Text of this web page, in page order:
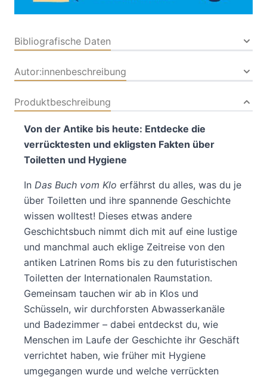
Bibliografische Daten
Autor:innenbeschreibung
Produktbeschreibung
Von der Antike bis heute: Entdecke die
verrücktesten und ekligsten Fakten über
Toiletten und Hygiene
In Das Buch vom Klo erfährst du alles, was du je
über Toiletten und ihre spannende Geschichte
wissen wolltest! Dieses etwas andere
Geschichtsbuch nimmt dich mit auf eine lustige
und manchmal auch eklige Zeitreise von den
antiken Latrinen Roms bis zu den futuristischen
Toiletten der Internationalen Raumstation.
Gemeinsam tauchen wir ab in Klos und
Schüsseln, wir durchforsten Abwasserkanäle
und Badezimmer – dabei entdeckst du, wie
Menschen im Laufe der Geschichte ihr Geschäft
verrichtet haben, wie früher mit Hygiene
umgegangen wurde und welche verrückten